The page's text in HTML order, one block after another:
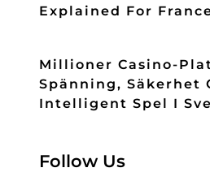
Explained For
Millioner Casino-
Spänning, Säkerhet
Intelligent Spel I
Follow Us